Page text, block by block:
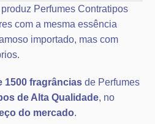
produz Perfumes Contratipos
com a mesma essência
importado, mas com
1500 fragrâncias de Perfumes
de Alta Qualidade, no
do mercado.